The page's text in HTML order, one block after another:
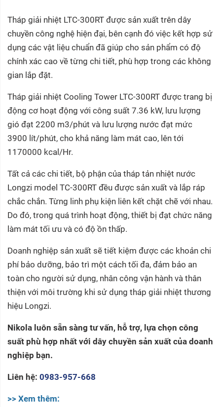
Tháp giải nhiệt LTC-300RT được sản xuất trên dây
chuyền công nghệ hiện đại, bên cạnh đó việc kết hợp sử
dụng các vật liệu chuẩn đã giúp cho sản phẩm có độ
chính xác cao về từng chi tiết, phù hợp trong các không
gian lắp đặt.
Tháp giải nhiệt Cooling Tower LTC-300RT được trang bị
động cơ hoạt động với công suất 7.36 kW, lưu lượng
gió đạt 2200 m3/phút và lưu lượng nước đạt mức
3900 lít/phút, cho khả năng làm mát cao, lên tới
1170000 kcal/Hr.
Tất cả các chi tiết, bộ phận của tháp tản nhiệt nước
Longzi model TC-300RT đều được sản xuất và lắp ráp
chắc chắn. Từng linh phụ kiện liên kết chặt chẽ với nhau.
Do đó, trong quá trình hoạt động, thiết bị đạt chức năng
làm mát tối ưu và có độ ồn thấp.
Doanh nghiệp sản xuất sẽ tiết kiệm được các khoản chi
phí bảo dưỡng, bảo trì một cách tối đa, đảm bảo an
toàn cho người sử dụng, nhân công vận hành và thân
thiện với môi trường khi sử dụng tháp giải nhiệt thương
hiệu Longzi.
Nikola luôn sẵn sàng tư vấn, hỗ trợ, lựa chọn công
suất phù hợp nhất với dây chuyền sản xuất của doanh
nghiệp bạn.
Liên hệ: 0983-957-668
>> Xem thêm: